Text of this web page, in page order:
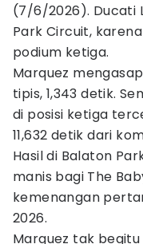
(7/6/2026). Ducati
Park Circuit,
podium ketiga.
Marquez
tipis, 1,343 detik.
di posisi ketiga
11,632 detik dari
Hasil di Balaton
manis bagi The
kemenangan
2026.
Marquez tak